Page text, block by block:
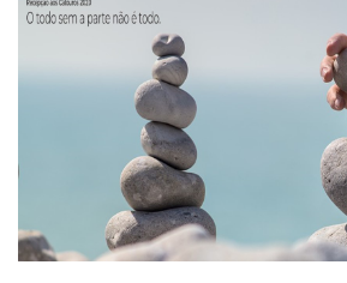
Linhas de Pesquisa
Centros, Núcleos e Projetos em Rede
Pós-doutorado
Iniciação Científica
Transferência de Tecnologia
Empresas Juniores
Extensão à Comunidade
Projetos, Programas e Cursos
Artes, Cultura e Esportes